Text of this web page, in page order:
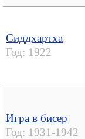
Сиддхартха
Год: 1922
Игра в бисер
Год: 1931-1942